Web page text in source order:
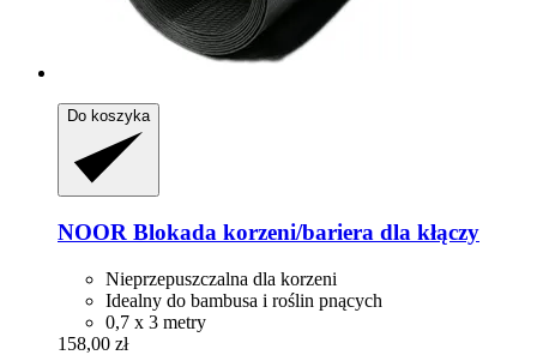
Do koszyka
NOOR Blokada korzeni/bariera dla kłączy
Nieprzepuszczalna dla korzeni
Idealny do bambusa i roślin pnących
0,7 x 3 metry
158,00 zł